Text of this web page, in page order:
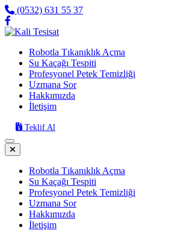
(0532) 631 55 37
Robotla Tıkanıklık Açma
Su Kaçağı Tespiti
Profesyonel Petek Temizliği
Uzmana Sor
Hakkımızda
İletişim
Teklif Al
Robotla Tıkanıklık Açma
Su Kaçağı Tespiti
Profesyonel Petek Temizliği
Uzmana Sor
Hakkımızda
İletişim